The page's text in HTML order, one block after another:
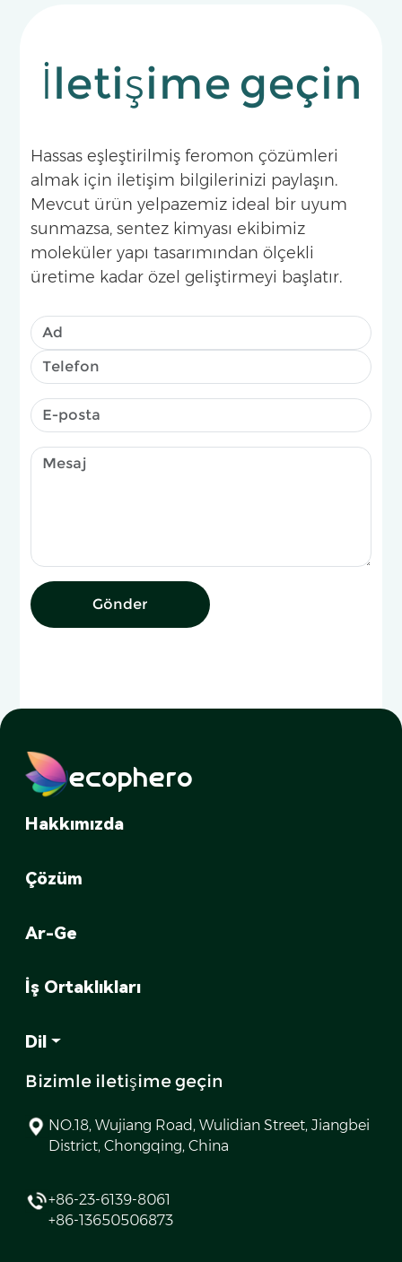
İletişime geçin
Hassas eşleştirilmiş feromon çözümleri
almak için iletişim bilgilerinizi paylaşın.
Mevcut ürün yelpazemiz ideal bir uyum
sunmazsa, sentez kimyası ekibimiz
moleküler yapı tasarımından ölçekli
üretime kadar özel geliştirmeyi başlatır.
Gönder
ecophero
Hakkımızda
Çözüm
Ar-Ge
İş Ortaklıkları
Dil
Bizimle iletişime geçin
NO.18, Wujiang Road, Wulidian Street, Jiangbei
District, Chongqing, China
+86-23-6139-8061
+86-13650506873